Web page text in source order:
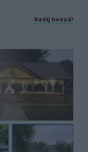
Szólj hozzá!